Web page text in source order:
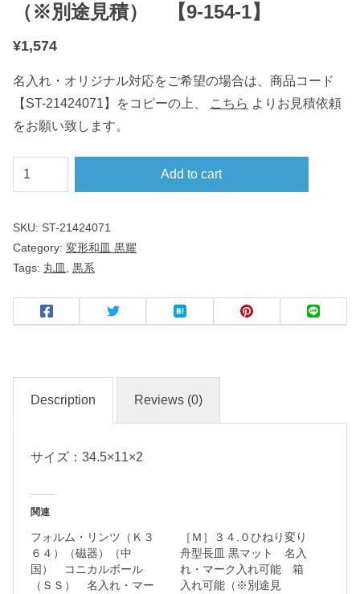
（※別途見積） 【9-154-1】
¥1,574
名入れ・オリジナル対応をご希望の場合は、商品コード
【ST-21424071】をコピーの上、
こちら よりお見積依頼
をお願い致します。
３
４
ｍ
皿
Add to cart
SKU: ST-21424071
Category: 変形和皿 黒耀
Tags: 丸皿 黒系
Description Reviews (0)
サイズ：34.5×11×2
関連
フォルム・リンツ（Ｋ３
６４）（磁器）（中
国） コニカルボール
（ＳＳ） 名入れ・マー
［Ｍ］３４.０ひねり変り
舟型長皿 黒マット 名入
れ・マーク入れ可能 箱
入れ可能（※別途見